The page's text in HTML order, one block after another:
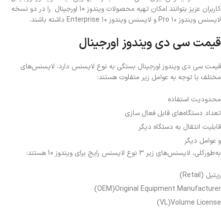
کاربران عزیز بتوانند امکان تهیه محصولات ویندوز 10 اورجینال را در دو نسخه
لایسنس ویندوز ۱۰ Pro
و لایسنس ویندوز ۱۰ Enterprise داشته باشند.
قیمت سی دی ویندوز اورجینال
قیمت سی دی ویندوز اورجینال بستگی به نوع لایسنس دارد. لایسنس‌های
مختلف با توجه به عوامل زیر متفاوت هستند:
محدودیت استفاده
تعداد دستگاه‌های قابل فعال سازی
قابلیت انتقال به دستگاه دیگر
و عوامل دیگر
به‌طور‌کلی، لایسنس‌های زیر 3 نوع لایسنس رایج برای ویندوز 10 هستند:
ریتیل (Retail)
OEM)Original Equipment Manufacturer)
VL)Volume License)